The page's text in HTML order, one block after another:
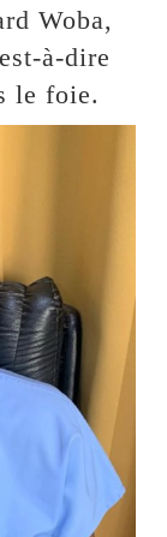
Woba,
à-dire
le foie.